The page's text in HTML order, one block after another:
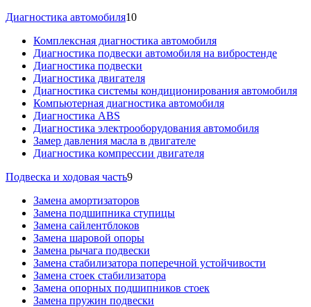
Диагностика автомобиля10
Комплексная диагностика автомобиля
Диагностика подвески автомобиля на вибростенде
Диагностика подвески
Диагностика двигателя
Диагностика системы кондиционирования автомобиля
Компьютерная диагностика автомобиля
Диагностика ABS
Диагностика электрооборудования автомобиля
Замер давления масла в двигателе
Диагностика компрессии двигателя
Подвеска и ходовая часть9
Замена амортизаторов
Замена подшипника ступицы
Замена сайлентблоков
Замена шаровой опоры
Замена рычага подвески
Замена стабилизатора поперечной устойчивости
Замена стоек стабилизатора
Замена опорных подшипников стоек
Замена пружин подвески